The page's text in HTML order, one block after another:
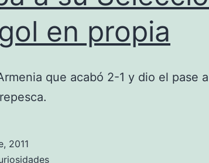
en propia
que acabó 2-1 y dio el pase
2011